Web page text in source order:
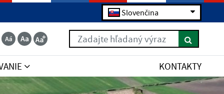
Slovenčina
Zadajte hľadaný výraz
KONTAKTY